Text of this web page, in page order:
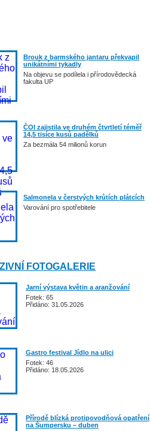
Brouk z barmského jantaru překvapil
unikátními tykadly
Na objevu se podílela i přírodovědecká
fakulta UP
ČOI zajistila ve druhém čtvrtletí téměř
14,5 tisíce kusů padělků
Za bezmála 54 milionů korun
Salmonela v čerstvých krůtích plátcích
Varování pro spotřebitele
FOTOGALERIE
Jarní výstava květin a aranžování
Fotek: 65
Přidáno: 31.05.2026
Gastro festival Jídlo na ulici
Fotek: 46
Přidáno: 18.05.2026
Přírodě blízká protipovodňová opatření
na Šumpersku – duben